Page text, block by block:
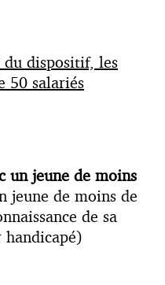
dispositif, les
50 salariés
un jeune de moins
jeune de moins de
de sa